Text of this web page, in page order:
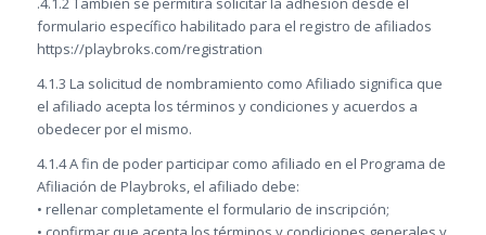
formulario específico habilitado para el registro de afiliados
https://playbroks.com/registration
4.1.3 La solicitud de nombramiento como Afiliado significa que
el afiliado acepta los términos y condiciones y acuerdos a
obedecer por el mismo.
4.1.4 A fin de poder participar como afiliado en el Programa de
Afiliación de Playbroks, el afiliado debe:
• rellenar completamente el formulario de inscripción;